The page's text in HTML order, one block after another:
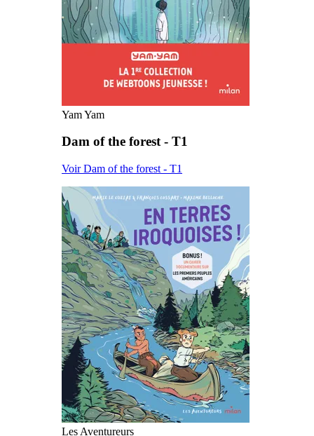
Yam Yam
Dam of the forest - T1
Voir Dam of the forest - T1
Les Aventureurs